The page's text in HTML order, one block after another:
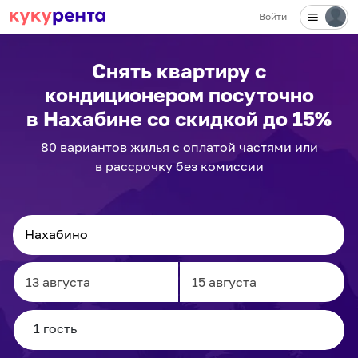
Войти
Снять квартиру с
кондиционером посуточно
в Нахабине со скидкой до 15%
80 вариантовжилья с оплатой частями или
в рассрочку без комиссии
Navigate
forward
to
Navigate
to